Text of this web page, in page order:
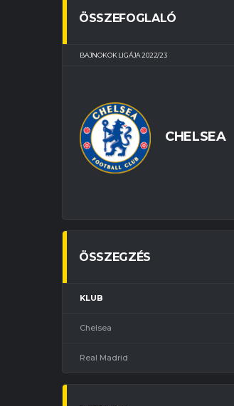
ÖSSZEFOGLALÓ
BAJNOKOK LIGÁJA 2022/23
CHELSEA
ÖSSZEGZÉS
KLUB
Chelsea
Real Madrid